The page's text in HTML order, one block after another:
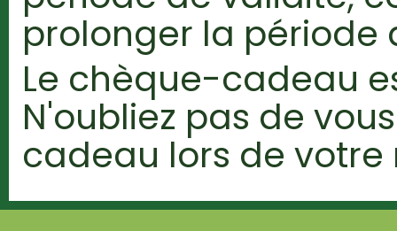
prolonger la période
Le chèque-cadeau
N'oubliez pas de
cadeau lors de